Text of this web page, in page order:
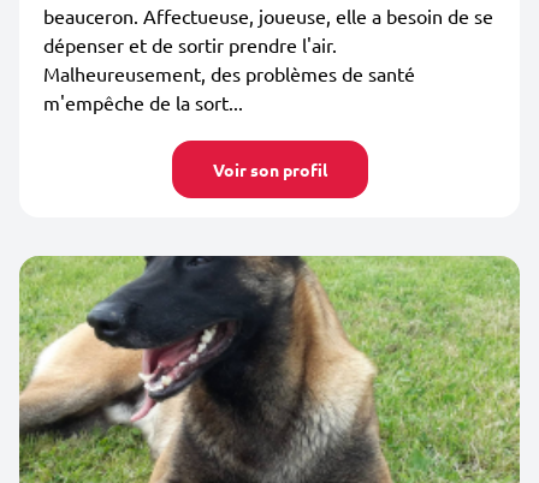
beauceron. Affectueuse, joueuse, elle a besoin de se
dépenser et de sortir prendre l'air.
Malheureusement, des problèmes de santé
m'empêche de la sort...
Voir son profil